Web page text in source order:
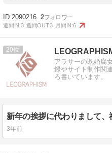
2090216 2
週間IN:3 週間OUT:3 月間IN:6
20
アラサーの既婚腐
録やサイト制作関
ろ書いています。
3年前